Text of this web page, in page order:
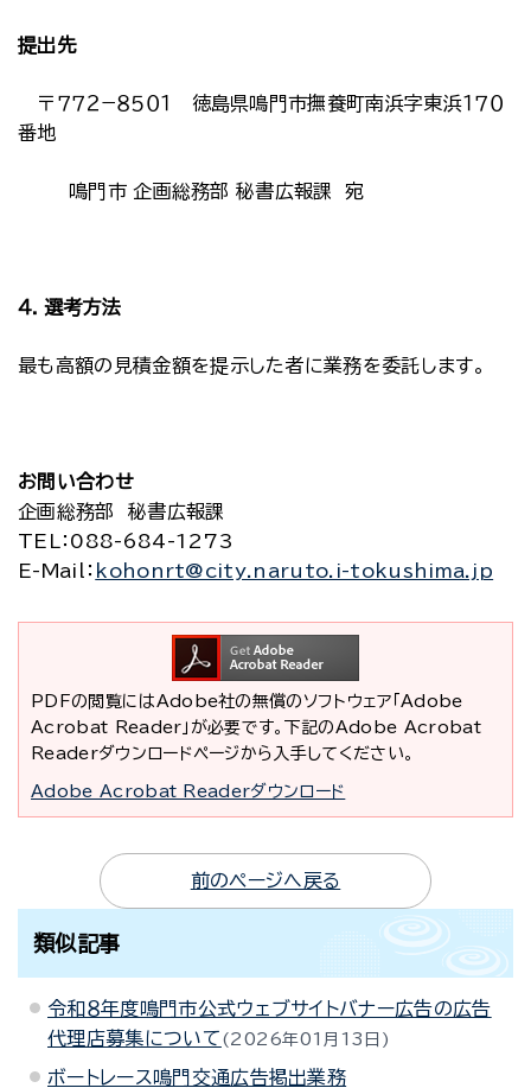
提出先
〒７７２−８５０１ 徳島県鳴門市撫養町南浜字東浜１７０
番地
鳴門市 企画総務部 秘書広報課 宛
４．選考方法
最も高額の見積金額を提示した者に業務を委託します。
お問い合わせ
企画総務部 秘書広報課
TEL
：088-684-1273
E-Mail
： kohonrt@city.naruto.i-tokushima.jp
PDFの閲覧にはAdobe社の無償のソフトウェア「Adobe
Acrobat Reader」が必要です。下記のAdobe Acrobat
Readerダウンロードページから入手してください。
Adobe Acrobat Readerダウンロード
前のページへ戻る
類似記事
令和８年度鳴門市公式ウェブサイトバナー広告の広告
代理店募集について
2026年01月13日
ボートレース鳴門交通広告掲出業務